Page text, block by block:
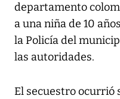
departamento
a una niña de 10
la Policía del
las autoridades.
El secuestro ocurrió